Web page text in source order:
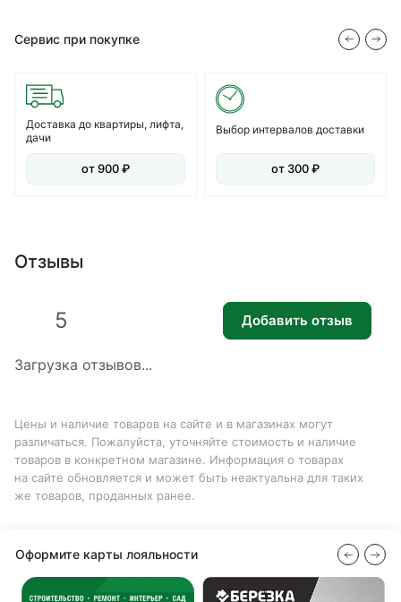
Сервис при покупке
Доставка до квартиры, лифта,
дачи
от 900 ₽
Выбор интервалов доставки
от 300 ₽
Отзывы
Загрузка отзывов...
5 Добавить отзыв
Цены и наличие товаров на сайте и в магазинах могут
различаться. Пожалуйста, уточняйте стоимость и наличие
товаров в конкретном магазине. Информация о товарах
на сайте обновляется и может быть неактуальна для таких
же товаров, проданных ранее.
Оформите карты лояльности